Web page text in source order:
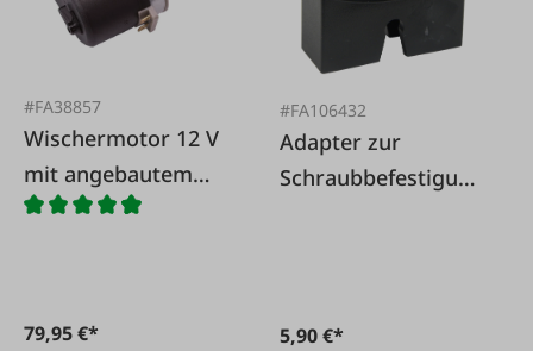
#FA38857
Wischermotor 12 V
mit angebautem
Schalter - ohne
79,95 €*
#FA106432
Adapter zur
Schraubbefestigung
5,90 €*